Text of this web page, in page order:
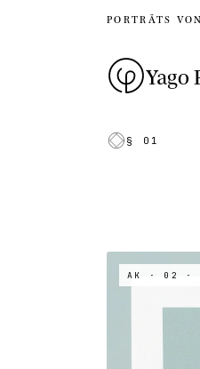
PORTRÄTS
Yago
§ 01
AK · 02 ·